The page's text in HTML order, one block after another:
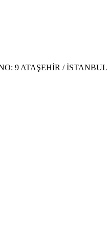
9 ATAŞEHİR / İSTANBUL